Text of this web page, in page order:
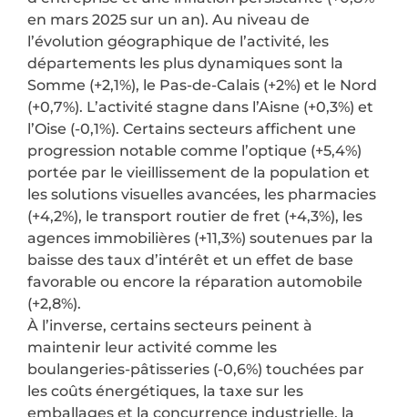
en mars 2025 sur un an). Au niveau de
l’évolution géographique de l’activité, les
départements les plus dynamiques sont la
Somme (+2,1%), le Pas-de-Calais (+2%) et le Nord
(+0,7%). L’activité stagne dans l’Aisne (+0,3%) et
l’Oise (-0,1%). Certains secteurs affichent une
progression notable comme l’optique (+5,4%)
portée par le vieillissement de la population et
les solutions visuelles avancées, les pharmacies
(+4,2%), le transport routier de fret (+4,3%), les
agences immobilières (+11,3%) soutenues par la
baisse des taux d’intérêt et un effet de base
favorable ou encore la réparation automobile
(+2,8%).
À l’inverse, certains secteurs peinent à
maintenir leur activité comme les
boulangeries-pâtisseries (-0,6%) touchées par
les coûts énergétiques, la taxe sur les
emballages et la concurrence industrielle, la